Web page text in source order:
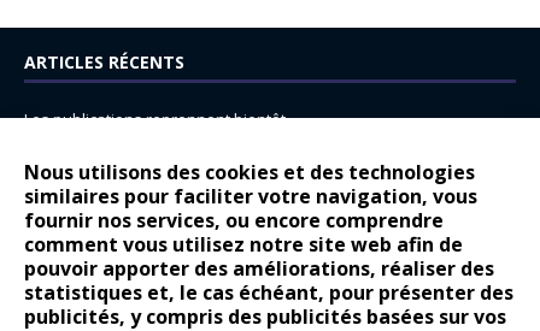
Nous utilisons des cookies et des technologies
similaires pour faciliter votre navigation, vous
fournir nos services, ou encore comprendre
comment vous utilisez notre site web afin de
pouvoir apporter des améliorations, réaliser des
statistiques et, le cas échéant, pour présenter des
publicités, y compris des publicités basées sur vos
ARTICLES RÉCENTS
Les publications reprennent bientôt…
14 juillet : nouveau film de marque pour Citroën
Renault Espace : voyage, voyage…
Peugeot E-208 GTi : naissance d’une légende
COMMENTAIRES RÉCENTS